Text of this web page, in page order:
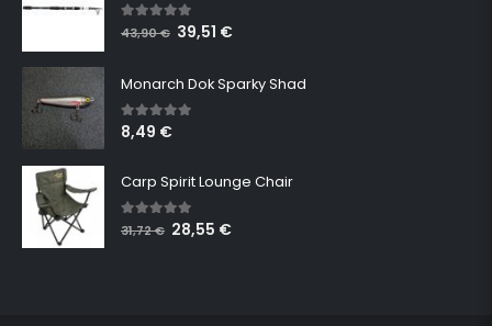
5.00out of 5
43,90€ 39,51 €
Monarch Dok Sparky Shad
5.00 out of 5
8,49 €
Carp Spirit Lounge Chair
5.00 out of 5
31,72€ 28,55 €